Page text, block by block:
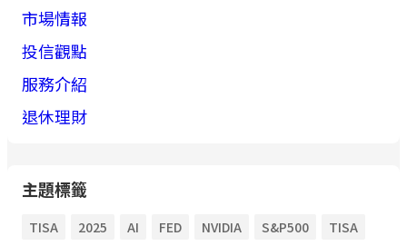
市場情報
投信觀點
服務介紹
退休理財
主題標籤
TISA 2025 AI FED NVIDIA S&P500
TISA